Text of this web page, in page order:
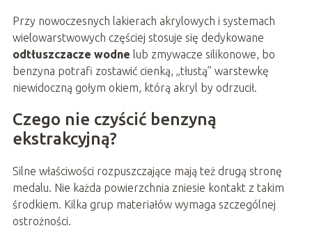
Przy nowoczesnych lakierach akrylowych i systemach
wielowarstwowych częściej stosuje się dedykowane
odtłuszczacze wodne lub zmywacze silikonowe, bo
benzyna potrafi zostawić cienką, „tłustą” warstewkę
niewidoczną gołym okiem, którą akryl by odrzucił.
Czego nie czyścić benzyną
ekstrakcyjną?
Silne właściwości rozpuszczające mają też drugą stronę
medalu. Nie każda powierzchnia zniesie kontakt z takim
środkiem. Kilka grup materiałów wymaga szczególnej
ostrożności.